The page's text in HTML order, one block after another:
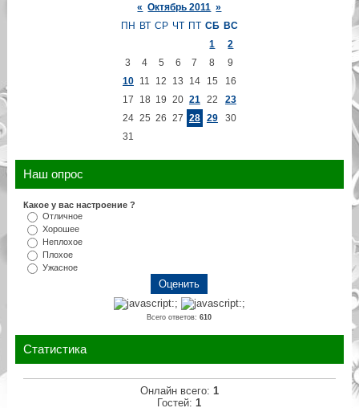
« Октябрь 2011 »
ПН ВТ СР ЧТ ПТ СБ ВС
1
2
3
4 5 6 7 8
9
10 11 12 13 14 15
16
17
18 19 20 21 22
23
24 25 26 27 28 29
30
31
Наш опрос
Какое у вас настроение ?
Отличное
Хорошее
Неплохое
Плохое
Ужасное
Всего ответов:610
Статистика
Онлайн всего: 1
Гостей: 1